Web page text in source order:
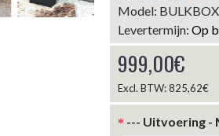
Model: BULKBOX
Levertermijn: Op
999,00€
Excl. BTW: 825,62€
--- Uitvoering -